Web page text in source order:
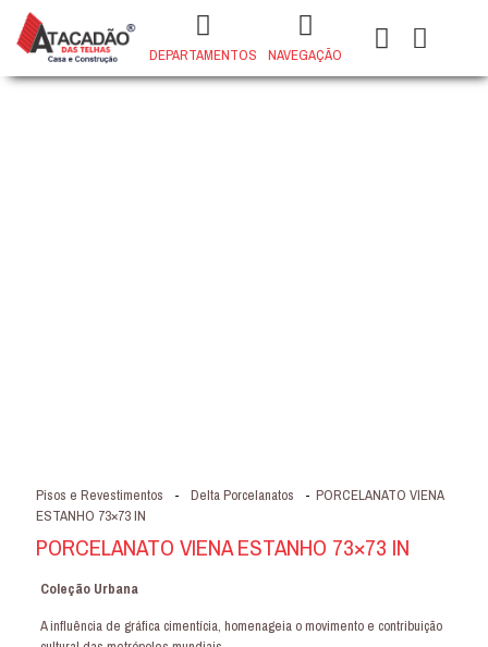
DEPARTAMENTOS NAVEGAÇÃO
Pisos e Revestimentos - Delta Porcelanatos - PORCELANATO VIENA
ESTANHO 73×73 IN
PORCELANATO VIENA ESTANHO 73×73 IN
Coleção Urbana
A influência de gráfica cimentícia, homenageia o movimento e contribuição